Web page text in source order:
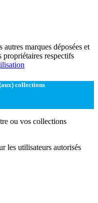
marques déposées et
propriétaires respectifs
collections
ou vos collections
les utilisateurs autorisés